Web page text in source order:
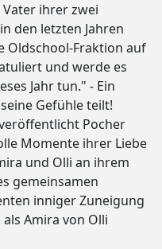
ihrer zwei
den letzten Jahren
Oldschool-Fraktion auf
und werde es
Jahr tun." - Ein
Gefühle teilt!
Pocher
Momente ihrer Liebe
und Olli an ihrem
gemeinsamen
inniger Zuneigung
Amira von Olli